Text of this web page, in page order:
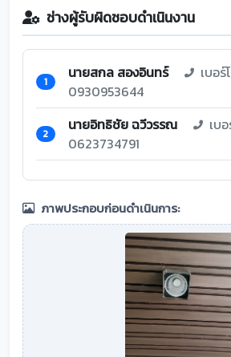
ช่างผู้รับผิดชอบดำเนินงาน
1 นายสกล สองอินทร์
เบอ
0930953644
2 นายอิทธิชัย ฉวีวรรณ
เบ
0623734791
ภาพประกอบก่อนดำเนินการ: